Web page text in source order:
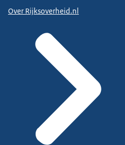
Over Rijksoverheid.nl